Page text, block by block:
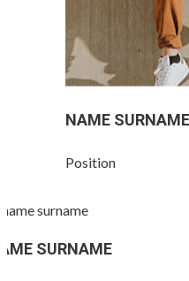
NAME SURNAME
Position
SURNAME